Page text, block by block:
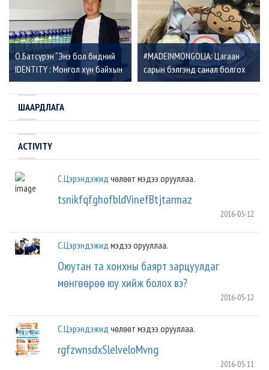
О.Батсүрэн “Энэ бол бидний
IDENTITY : Монгол хүн байхын
үүрэг хариуцлага”
#MADEINMONGOLIA: Цагаан
сарын бэлгэнд санал болгох
онцлох 5 брэнд
ШААРДЛАГА
ACTIVITY
С.Цэрэндэжид чөлөөт мэдээ орууллаа.
tsnikfqfghofbldVinefBtjtarmaz
2016-05-12
С.Цэрэндэжид мэдээ орууллаа.
Оюутан та хонхны баярт зарцуулдаг
мөнгөөрөө юу хийж болох вэ?
2016-05-12
С.Цэрэндэжид чөлөөт мэдээ орууллаа.
rgfzwnsdxSlelveloMvng
2016-05-11